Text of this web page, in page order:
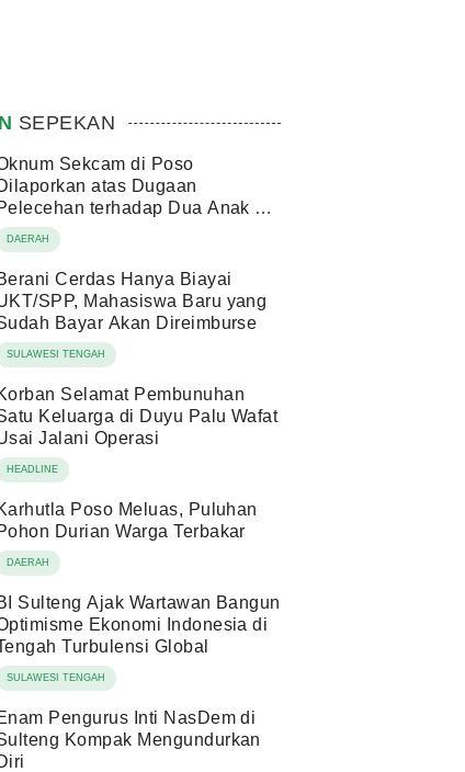
SEPEKAN
Sekcam di Poso
atas Dugaan
terhadap Dua Anak di
Umur
DAERAH
Cerdas Hanya Biayai
SPP, Mahasiswa Baru yang
Bayar Akan Direimburse
SULAWESI TENGAH
Selamat Pembunuhan
Keluarga di Duyu Palu Wafat
Jalani Operasi
HEADLINE
Poso Meluas, Puluhan
Durian Warga Terbakar
DAERAH
Sulteng Ajak Wartawan Bangun
Ekonomi Indonesia di
Turbulensi Global
SULAWESI TENGAH
Pengurus Inti NasDem di
Kompak Mengundurkan